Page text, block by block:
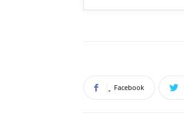
Facebook